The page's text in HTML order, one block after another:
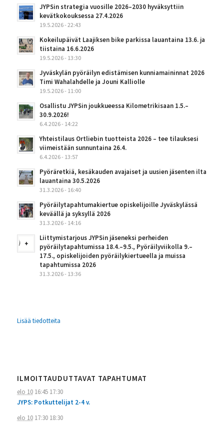
JYPSin strategia vuosille 2026–2030 hyväksyttiin
kevätkokouksessa 27.4.2026
19.5.2026 - 22:43
Kokeilupäivät Laajiksen bike parkissa lauantaina 13.6. ja
tiistaina 16.6.2026
19.5.2026 - 13:30
Jyväskylän pyöräilyn edistämisen kunniamaininnat 2026
Timi Wahalahdelle ja Jouni Kalliolle
19.5.2026 - 11:00
Osallistu JYPSin joukkueessa Kilometrikisaan 1.5.–
30.9.2026!
6.4.2026 - 14:22
Yhteistilaus Ortliebin tuotteista 2026 – tee tilauksesi
viimeistään sunnuntaina 26.4.
6.4.2026 - 13:57
Pyöräretkiä, kesäkauden avajaiset ja uusien jäsenten ilta
lauantaina 30.5.2026
31.3.2026 - 16:40
Pyöräilytapahtumakiertue opiskelijoille Jyväskylässä
keväällä ja syksyllä 2026
31.3.2026 - 14:16
Liittymistarjous JYPSin jäseneksi perheiden
pyöräilytapahtumissa 18.4.–9.5., Pyöräilyviikolla 9.–
17.5., opiskelijoiden pyöräilykiertueella ja muissa
tapahtumissa 2026
31.3.2026 - 13:36
Lisää tiedotteita
ILMOITTAUDUTTAVAT TAPAHTUMAT
elo 1016:45 17:30
JYPS: Potkuttelijat 2-4 v.
elo 1017:30 18:30